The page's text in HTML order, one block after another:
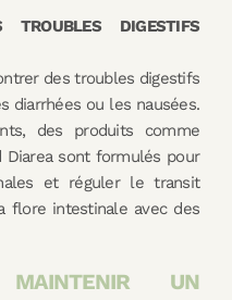
TROUBLES DIGESTIFS
des troubles digestifs
diarrhées ou les nausées.
des produits comme
Diarea sont formulés pour
et réguler le transit
flore intestinale avec des
UN